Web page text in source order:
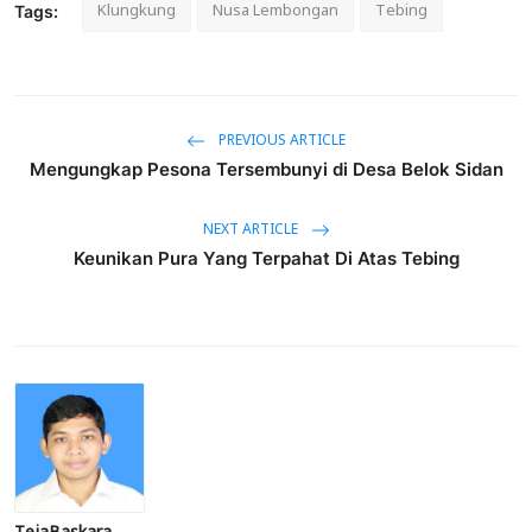
Tags: Klungkung Nusa Lembongan Tebing
PREVIOUS ARTICLE
Mengungkap Pesona Tersembunyi di Desa Belok Sidan
NEXT ARTICLE
Keunikan Pura Yang Terpahat Di Atas Tebing